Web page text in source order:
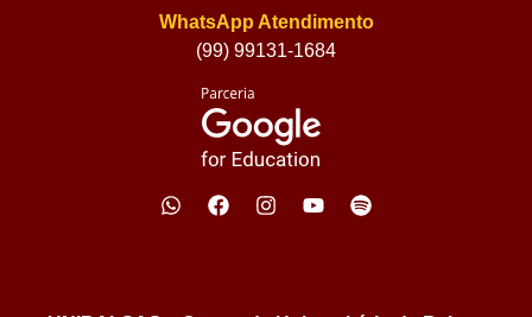
WhatsApp Atendimento
(99) 99131-1684